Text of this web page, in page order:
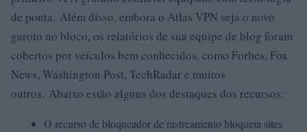
de ponta. Além disso, embora o Atlas VPN seja o novo
garoto no bloco, os relatórios de sua equipe de blog foram
cobertos por veículos bem conhecidos, como Forbes, Fox
News, Washington Post, TechRadar e muitos
outros. Abaixo estão alguns dos destaques dos recursos:
O recurso de bloqueador de rastreamento bloqueia sites